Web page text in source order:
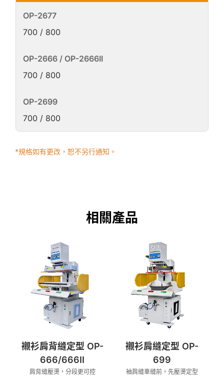
700 / 800
700 / 800
700 / 800
*規格如有更改，恕不另行通知。
相關產品
襯衫肩背縫定型 OP-
666/666II
肩背縫壓燙，分段更可控
襯衫肩縫定型 OP-
699
袖肩縫車縫前，先壓燙定型